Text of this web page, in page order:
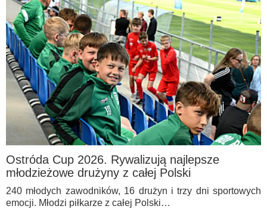
Ostróda Cup 2026. Rywalizują najlepsze
młodzieżowe drużyny z całej Polski
240 młodych zawodników, 16 drużyn i trzy dni sportowych
emocji. Młodzi piłkarze z całej Polski…